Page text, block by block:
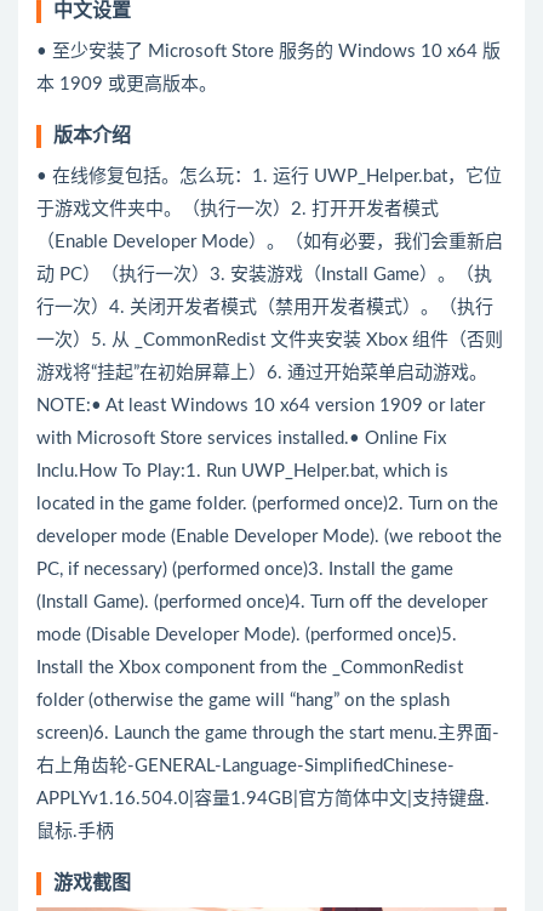
中文设置
• 至少安装了 Microsoft Store 服务的 Windows 10 x64 版
本 1909 或更高版本。
版本介绍
• 在线修复包括。怎么玩：1. 运行 UWP_Helper.bat，它位
于游戏文件夹中。（执行一次）2. 打开开发者模式
（Enable Developer Mode）。（如有必要，我们会重新启
动 PC）（执行一次）3. 安装游戏（Install Game）。（执
行一次）4. 关闭开发者模式（禁用开发者模式）。（执行
一次）5. 从 _CommonRedist 文件夹安装 Xbox 组件（否则
游戏将“挂起”在初始屏幕上）6. 通过开始菜单启动游戏。
NOTE:• At least Windows 10 x64 version 1909 or later
with Microsoft Store services installed.• Online Fix
Inclu.How To Play:1. Run UWP_Helper.bat, which is
located in the game folder. (performed once)2. Turn on the
developer mode (Enable Developer Mode). (we reboot the
PC, if necessary) (performed once)3. Install the game
(Install Game). (performed once)4. Turn off the developer
mode (Disable Developer Mode). (performed once)5.
Install the Xbox component from the _CommonRedist
folder (otherwise the game will “hang” on the splash
screen)6. Launch the game through the start menu.主界面-
右上角齿轮-GENERAL-Language-SimplifiedChinese-
APPLYv1.16.504.0|容量1.94GB|官方简体中文|支持键盘.
鼠标.手柄
游戏截图